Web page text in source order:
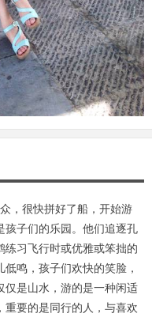
，很快拼好了船，开始游
孩子们的乐园。他们追逐孔
练习飞行时或优雅或笨拙的
鸣，孩子们欢快的笑脸，
仅是山水，游的是一种闲适
重要的是同行的人，与喜欢